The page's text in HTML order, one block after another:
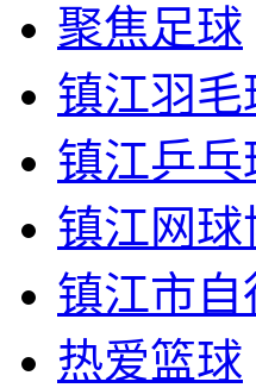
聚焦足球
镇江羽毛
镇江乒乓
镇江网球
镇江市
热爱篮球